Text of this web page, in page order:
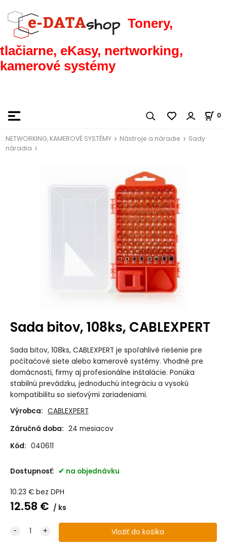
Tonery,
tlačiarne, eKasy, nertworking,
kamerové systémy
0
NETWORKING, KAMEROVÉ SYSTÉMY Nástroje a náradie
Sady
náradia
Sada bitov, 108ks, CABLEXPERT
Sada bitov, 108ks, CABLEXPERT je spoľahlivé riešenie pre
počítačové siete alebo kamerové systémy. Vhodné pre
domácnosti, firmy aj profesionálne inštalácie. Ponúka
stabilnú prevádzku, jednoduchú integráciu a vysokú
kompatibilitu so sieťovými zariadeniami.
Výrobca: CABLEXPERT
Záručná doba: 24 mesiacov
Kód: 040611
Dostupnosť: na objednávku
10.23 € bez DPH
12.58 € ks